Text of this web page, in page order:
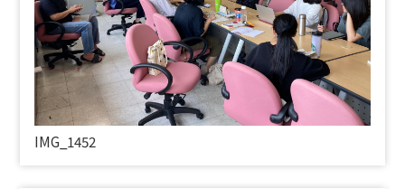
IMG_1452